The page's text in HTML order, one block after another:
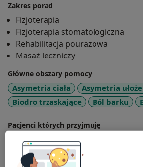
Zakres porad
Fizjoterapia
Fizjoterapia stomatologiczna
Rehabilitacja pourazowa
Masaż leczniczy
Główne obszary pomocy
Asymetria ciała
Asymetria
Biodro trzaskające
Ból barku
Pacjenci których przyjmuję
Dorośli
Dzieci